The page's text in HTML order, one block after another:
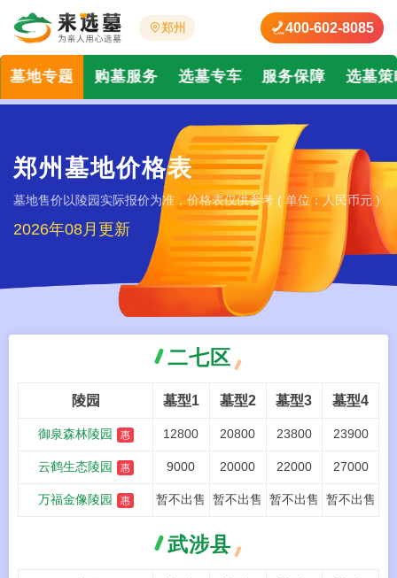
郑州 400-602-8085
墓地专题 购墓服务 选墓专车 服务保障 选墓策
郑州墓地价格表
墓地售价以陵园实际报价为准，价格表仅供参考 ( 单位：人民币元 )
2026年08月更新
二七区
陵园 墓型1 墓型2 墓型3 墓型4
御泉森林陵园 惠 12800 20800 23800 23900
云鹤生态陵园 惠 9000 20000 22000 27000
万福金像陵园 惠 暂不出售 暂不出售 暂不出售 暂不出售
武涉县